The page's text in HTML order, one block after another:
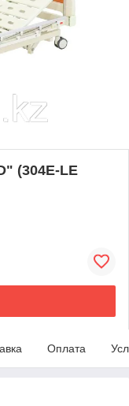
(304E-LE
Оплата